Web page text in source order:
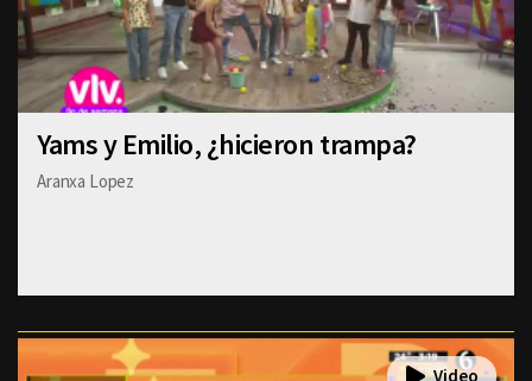
Yams y Emilio, ¿hicieron trampa?
Aranxa Lopez